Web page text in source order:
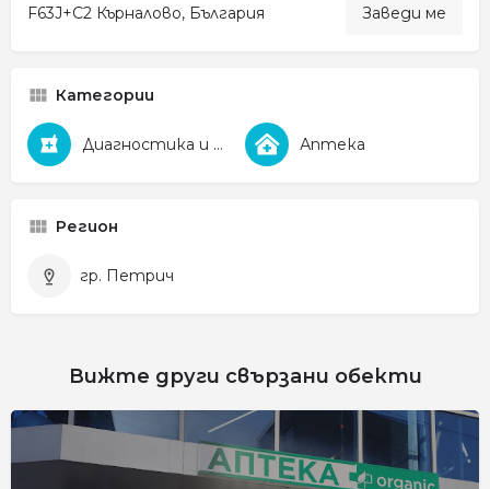
F63J+C2 Кърналово, България Заведи ме
Категории
Диагностика и Фармация Аптека
Регион
гр. Петрич
Вижте други свързани обекти